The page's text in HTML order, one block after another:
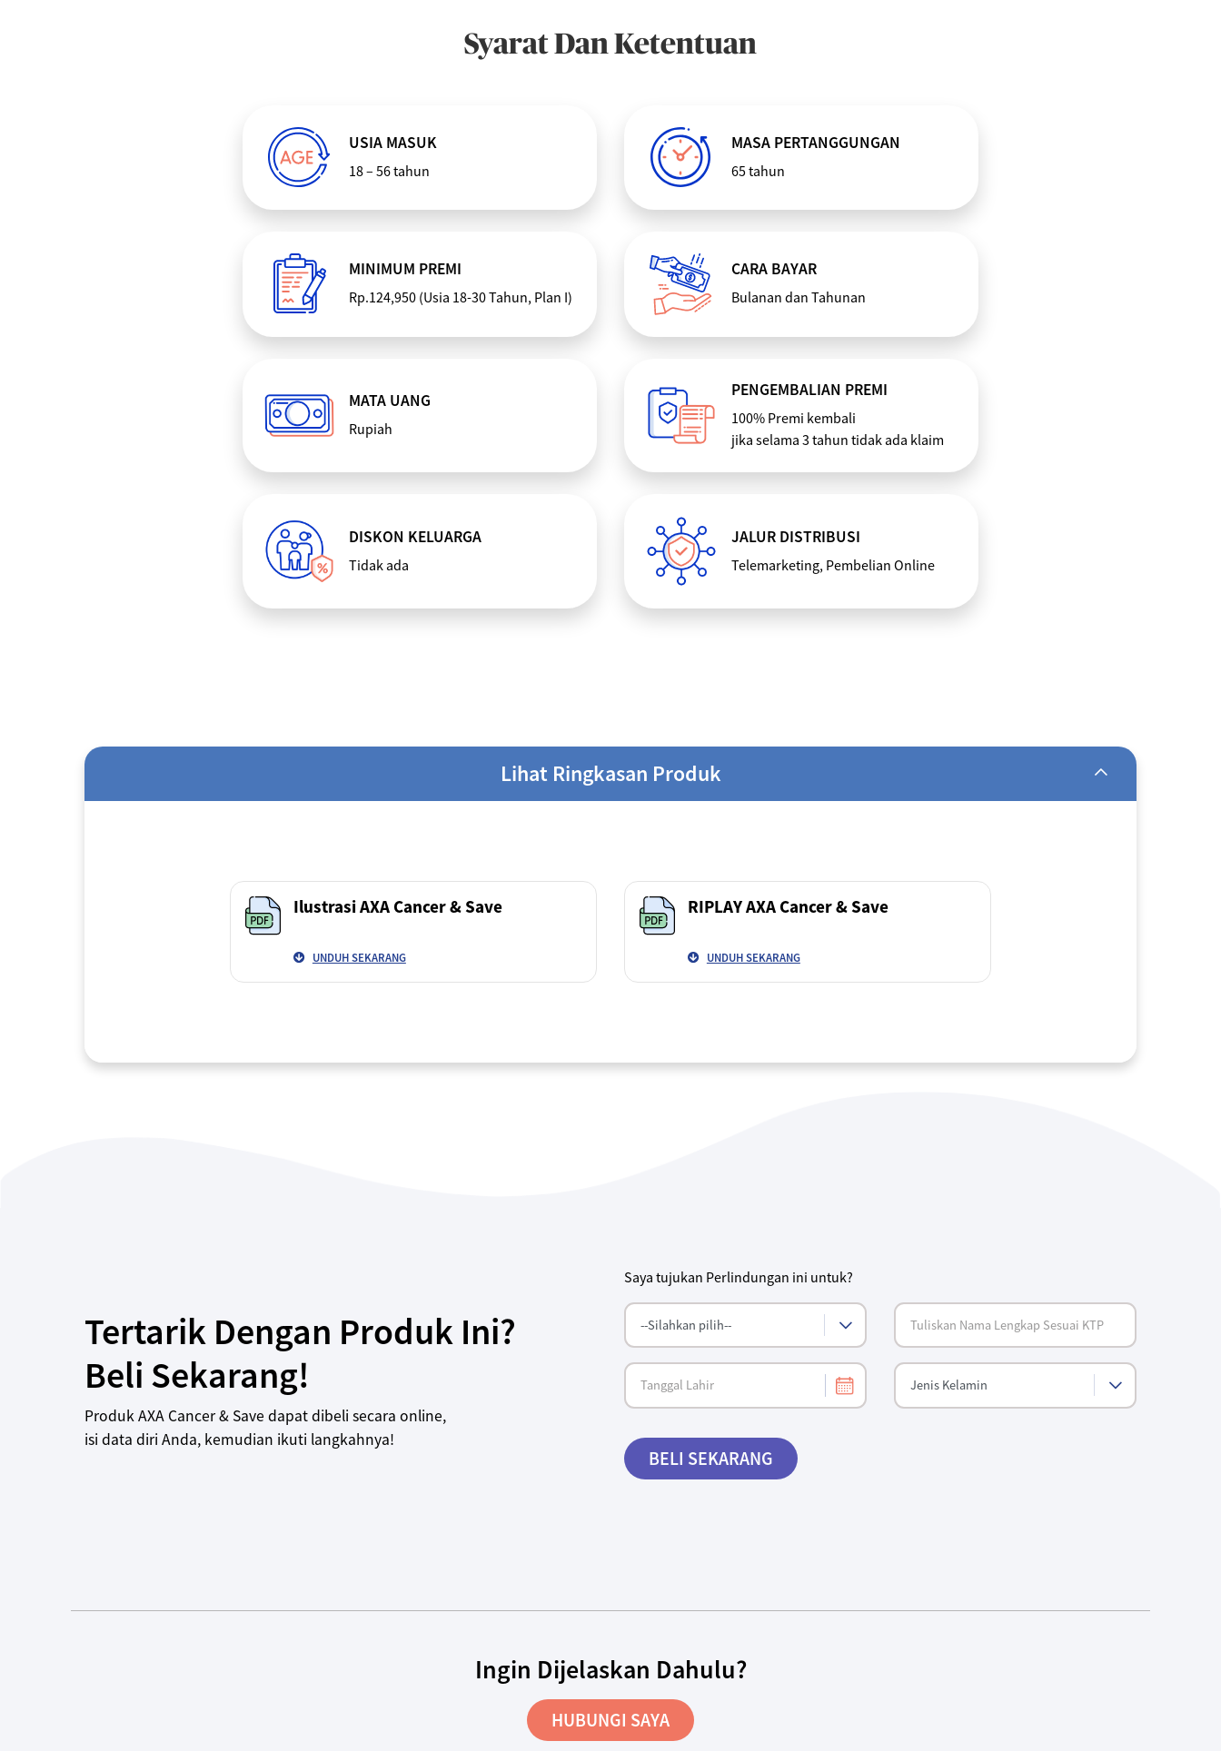
Syarat Dan Ketentuan
USIA MASUK
18 – 56 tahun
MASA PERTANGGUNGAN
65 tahun
MINIMUM PREMI
Rp.124,950 (Usia 18-30 Tahun, Plan I)
CARA BAYAR
Bulanan dan Tahunan
MATA UANG
Rupiah
PENGEMBALIAN PREMI
100% Premi kembali
jika selama 3 tahun tidak ada klaim
DISKON KELUARGA
Tidak ada
JALUR DISTRIBUSI
Telemarketing, Pembelian Online
Lihat Ringkasan Produk
Ilustrasi AXA Cancer & Save
UNDUH SEKARANG
RIPLAY AXA Cancer & Save
UNDUH SEKARANG
Tertarik Dengan Produk Ini?
Beli Sekarang!
ProdukAXA Cancer & Save dapat dibeli secara online,
isi data diri Anda, kemudian ikuti langkahnya!
Saya tujukan Perlindungan ini untuk?
BELI SEKARANG
Ingin Dijelaskan Dahulu?
HUBUNGI SAYA